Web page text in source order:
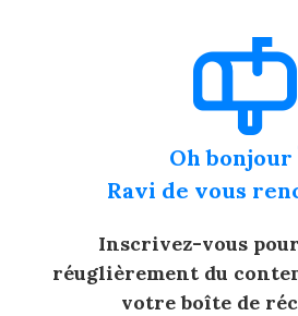
Oh bonjour
Ravi de vous
Inscrivez-vous
réuglièrement du
votre boîte de